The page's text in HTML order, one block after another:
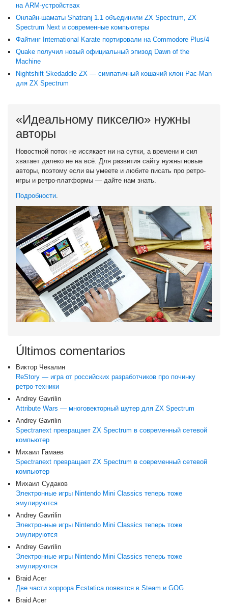
на ARM-устройствах
Онлайн-шаматы Shatranj 1.1 объединили ZX Spectrum, ZX
Spectrum Next и современные компьютеры
Файтинг International Karate портировали на Commodore Plus/4
Quake получил новый официальный эпизод Dawn of the
Machine
Nightshift Skedaddle ZX — симпатичный кошачий клон Pac-Man
для ZX Spectrum
«Идеальному пикселю» нужны
авторы
Новостной поток не иссякает ни на сутки, а времени и сил
хватает далеко не на всё. Для развития сайту нужны новые
авторы, поэтому если вы умеете и любите писать про ретро-
игры и ретро-платформы — дайте нам знать.
Подробности.
Últimos comentarios
Виктор Чекалин
ReStory — игра от российских разработчиков про починку
ретро-техники
Andrey Gavrilin
Attribute Wars — многовекторный шутер для ZX Spectrum
Andrey Gavrilin
Spectranext превращает ZX Spectrum в современный сетевой
компьютер
Михаил Гамаев
Spectranext превращает ZX Spectrum в современный сетевой
компьютер
Михаил Судаков
Электронные игры Nintendo Mini Classics теперь тоже
эмулируются
Andrey Gavrilin
Электронные игры Nintendo Mini Classics теперь тоже
эмулируются
Andrey Gavrilin
Электронные игры Nintendo Mini Classics теперь тоже
эмулируются
Braid Acer
Две части хоррора Ecstatica появятся в Steam и GOG
Braid Acer